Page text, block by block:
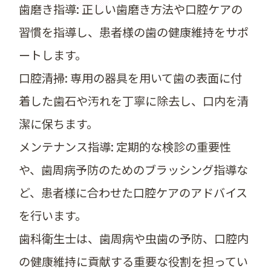
歯磨き指導: 正しい歯磨き方法や口腔ケアの
習慣を指導し、患者様の歯の健康維持をサポ
ートします。
口腔清掃: 専用の器具を用いて歯の表面に付
着した歯石や汚れを丁寧に除去し、口内を清
潔に保ちます。
メンテナンス指導: 定期的な検診の重要性
や、歯周病予防のためのブラッシング指導な
ど、患者様に合わせた口腔ケアのアドバイス
を行います。
歯科衛生士は、歯周病や虫歯の予防、口腔内
の健康維持に貢献する重要な役割を担ってい